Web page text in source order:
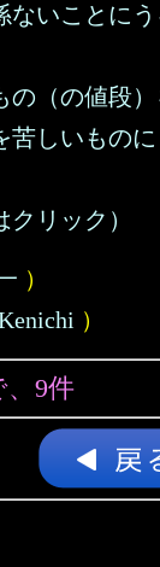
ないことに
の（の値段）
苦しいものに
クリック）
）
）
、9件